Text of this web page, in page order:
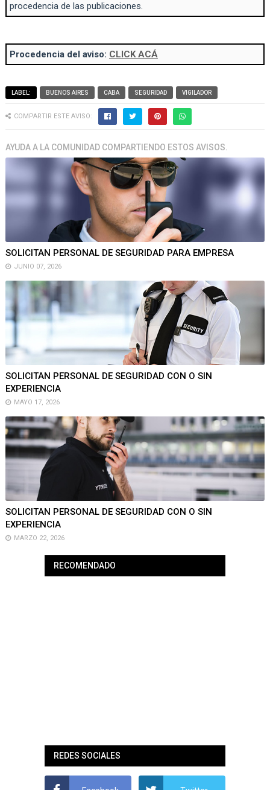
procedencia de las publicaciones.
Procedencia del aviso: CLICK ACÁ
LABEL: BUENOS AIRES CABA SEGURIDAD VIGILADOR
COMPARTIR ESTE AVISO:
AYUDA A LA COMUNIDAD COMPARTIENDO ESTOS AVISOS.
SOLICITAN PERSONAL DE SEGURIDAD PARA EMPRESA
JUNIO 07, 2026
SOLICITAN PERSONAL DE SEGURIDAD CON O SIN
EXPERIENCIA
MAYO 17, 2026
SOLICITAN PERSONAL DE SEGURIDAD CON O SIN
EXPERIENCIA
MARZO 22, 2026
RECOMENDADO
REDES SOCIALES